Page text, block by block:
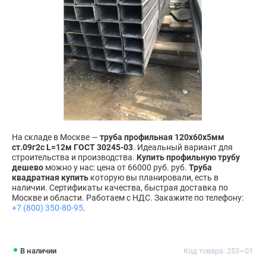
В наличии Код товара: 253~01
На складе в Москве —труба профильная 120х60х5мм
ст.09г2с L=12м ГОСТ 30245-03. Идеальный вариант для
строительства и производства. Купить профильную трубу
дешево можно у нас: цена от 66000 руб. руб. Труба
квадратная купить которую вы планировали, есть в
наличии. Сертификаты качества, быстрая доставка по
Москве и области. Работаем с НДС. Закажите по телефону:
+7 (800) 350-80-95.